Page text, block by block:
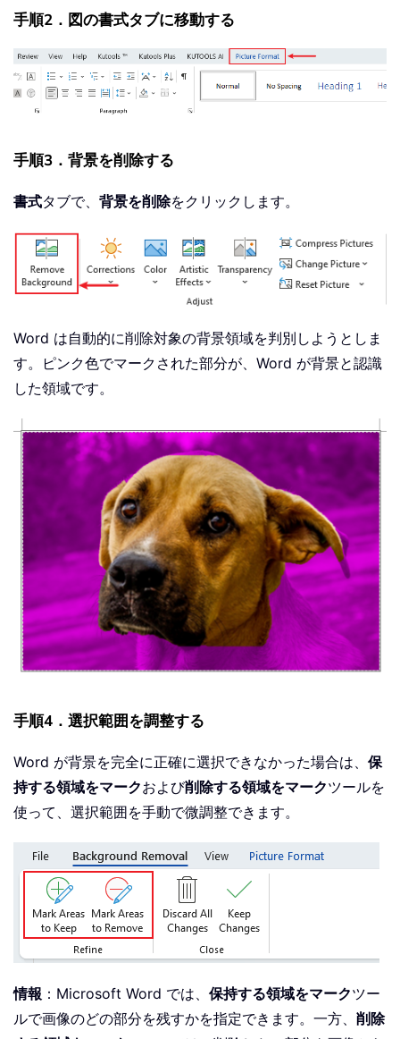
手順2．図の書式タブに移動する
手順3．背景を削除する
書式タブで、 背景を削除をクリックします。
Word は自動的に削除対象の背景領域を判別しようとしま
す。ピンク色でマークされた部分が、Word が背景と認識
した領域です。
手順4．選択範囲を調整する
Word が背景を完全に正確に選択できなかった場合は、 保
持する領域をマークおよび削除する領域をマークツールを
使って、選択範囲を手動で微調整できます。
情報 ：Microsoft Word では、 保持する領域をマークツー
ルで画像のどの部分を残すかを指定できます。一方、 削除